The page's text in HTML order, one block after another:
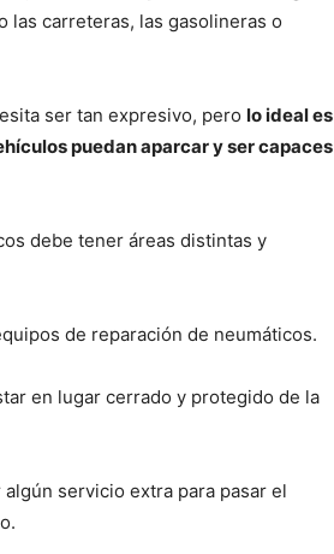
las carreteras, las gasolineras o
ser tan expresivo, pero lo ideal es
puedan aparcar y ser capaces
debe tener áreas distintas y
de reparación de neumáticos.
en lugar cerrado y protegido de la
servicio extra para pasar el